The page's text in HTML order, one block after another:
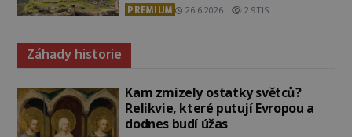
PREMIUM 26.6.2026 2.9TIS
Záhady historie
Kam zmizely ostatky světců?
Relikvie, které putují Evropou a
dodnes budí úžas